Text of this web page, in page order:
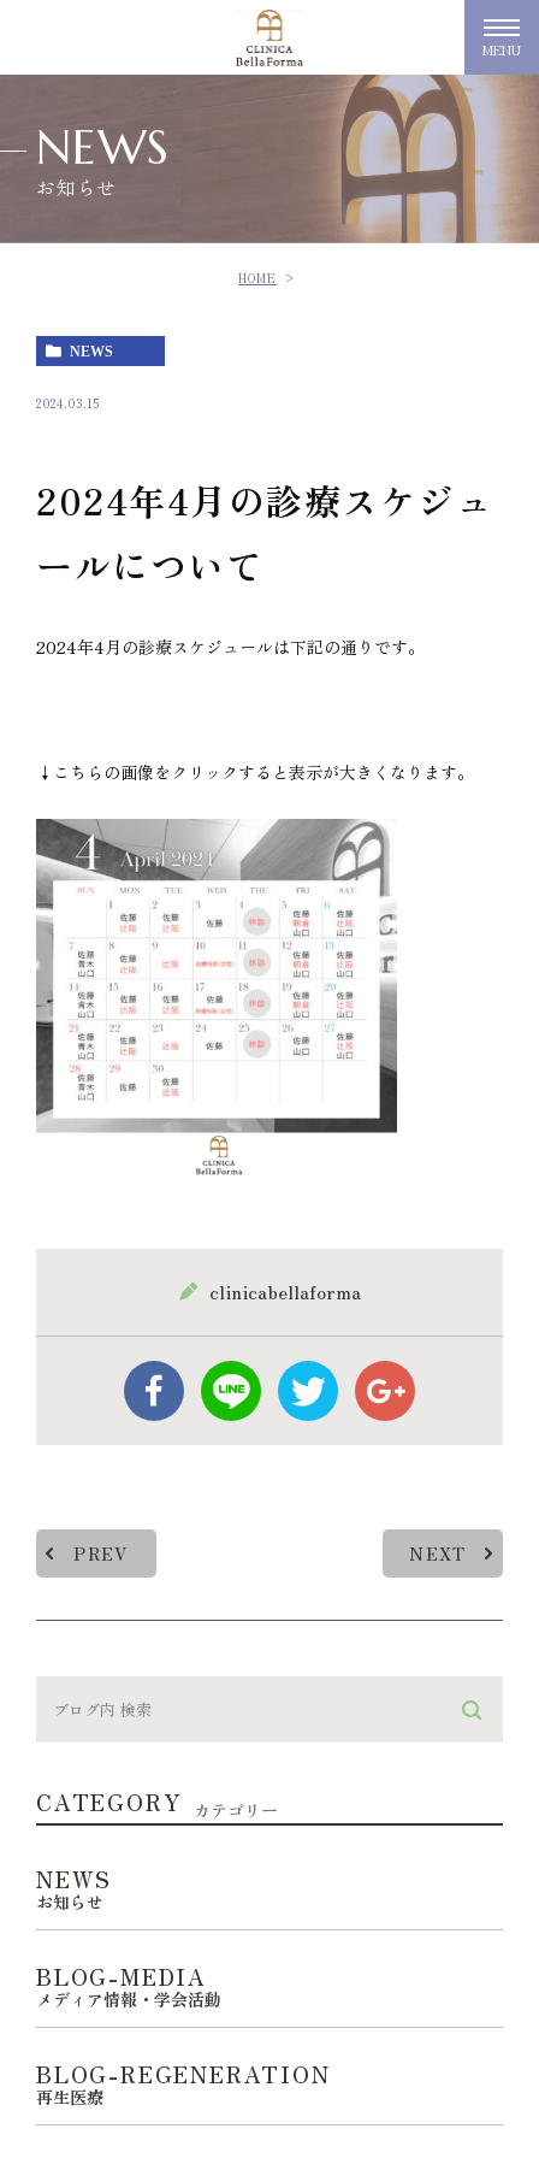
MENU
NEWS
お知らせ
HOME
NEWS
2024.03.15
2024年4月の診療スケジュ
ールについて
2024年4月の診療スケジュールは下記の通りです。
↓こちらの画像をクリックすると表示が大きくなります。
clinicabellaforma
PREV NEXT
CATEGORY カテゴリー
NEWS
お知らせ
BLOG-MEDIA
メディア情報・学会活動
BLOG-REGENERATION
再生医療